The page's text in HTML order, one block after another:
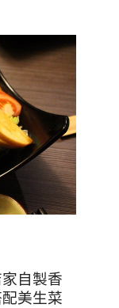
自製香
美生菜